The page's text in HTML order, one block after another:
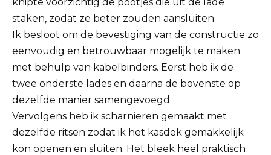
staken, zodat ze beter zouden aansluiten.
Ik besloot om de bevestiging van de constructie zo
eenvoudig en betrouwbaar mogelijk te maken
met behulp van kabelbinders. Eerst heb ik de
twee onderste lades en daarna de bovenste op
dezelfde manier samengevoegd.
Vervolgens heb ik scharnieren gemaakt met
dezelfde ritsen zodat ik het kasdek gemakkelijk
kon openen en sluiten. Het bleek heel praktisch